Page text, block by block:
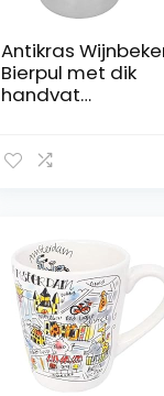
Antikras
Bierpul met dik
handvat
ontwerp voor